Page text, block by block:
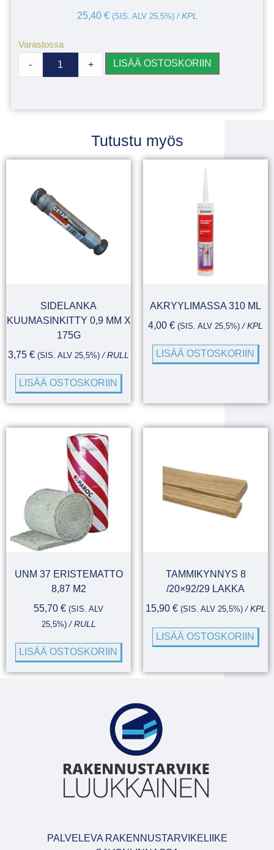
25,40 € (SIS. ALV 25,5%)/ KPL
Varastossa
- + LISÄÄ OSTOSKORIIN
Tutustu myös
SIDELANKA
KUUMASINKITTY 0,9 MM X
175G
3,75 € (SIS. ALV 25,5%) / RULL
LISÄÄ OSTOSKORIIN
AKRYYLIMASSA 310 ML
4,00 € (SIS. ALV 25,5%) / KPL
LISÄÄ OSTOSKORIIN
UNM 37 ERISTEMATTO
8,87 M2
55,70 € (SIS. ALV
25,5%)/ RULL
LISÄÄ OSTOSKORIIN
TAMMIKYNNYS 8
/20×92/29 LAKKA
15,90 € (SIS. ALV 25,5%)/ KPL
LISÄÄ OSTOSKORIIN
PALVELEVA RAKENNUSTARVIKELIIKE